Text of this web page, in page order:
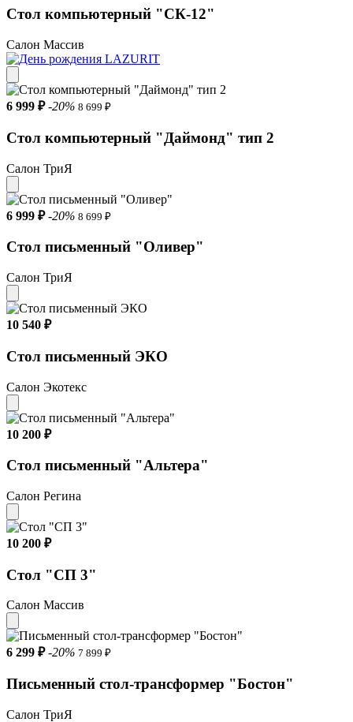
Стол компьютерный "СК-12"
Салон Массив
6 999 ₽ -20% 8 699 ₽
Стол компьютерный "Даймонд" тип 2
Салон ТриЯ
6 999 ₽ -20% 8 699 ₽
Стол письменный "Оливер"
Салон ТриЯ
10 540 ₽
Стол письменный ЭКО
Салон Экотекс
10 200 ₽
Стол письменный "Альтера"
Салон Регина
10 200 ₽
Стол "СП 3"
Салон Массив
6 299 ₽ -20% 7 899 ₽
Письменный стол-трансформер "Бостон"
Салон ТриЯ